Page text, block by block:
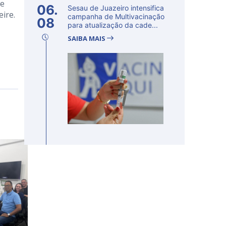
06.
08
Sesau de Juazeiro intensifica
campanha de Multivacinação
para atualização da cade...
SAIBA MAIS